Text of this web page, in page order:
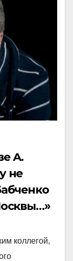
А.
не
коллегой,